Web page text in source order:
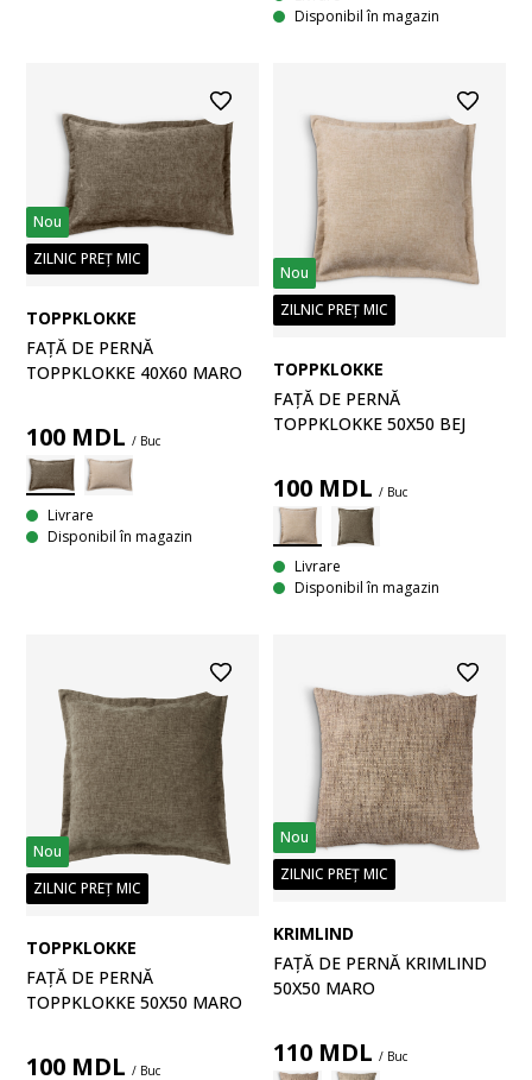
Disponibil în magazin
Nou
ZILNIC PREȚ MIC
TOPPKLOKKE
FAȚĂ DE PERNĂ
TOPPKLOKKE 40X60 MARO
100 MDL / Buc
Livrare
Disponibil în magazin
Nou
ZILNIC PREȚ MIC
TOPPKLOKKE
FAȚĂ DE PERNĂ
TOPPKLOKKE 50X50 BEJ
100 MDL / Buc
Livrare
Disponibil în magazin
Nou
ZILNIC PREȚ MIC
TOPPKLOKKE
FAȚĂ DE PERNĂ
TOPPKLOKKE 50X50 MARO
100 MDL / Buc
Nou
ZILNIC PREȚ MIC
KRIMLIND
FAȚĂ DE PERNĂ KRIMLIND
50X50 MARO
110 MDL / Buc